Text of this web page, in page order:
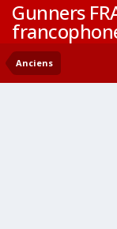
Gunners
Anciens